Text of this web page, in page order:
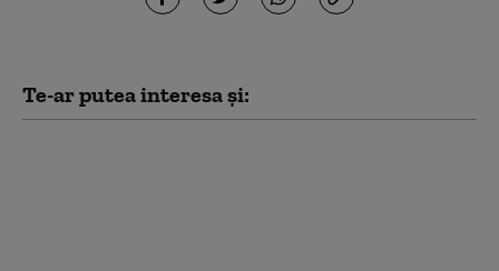
Te-ar putea interesa și: